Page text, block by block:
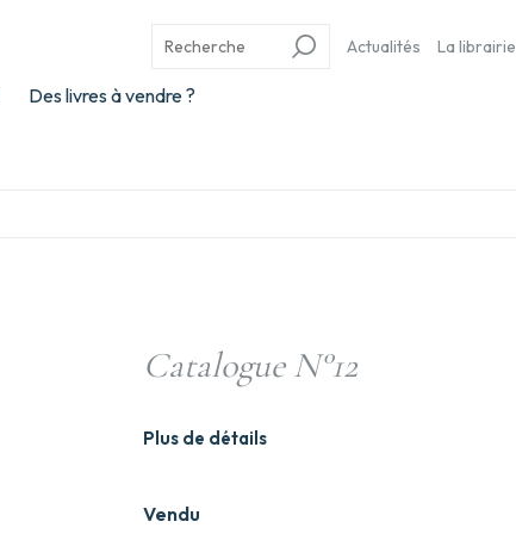
Des livres à vendre ?
Actualités La librairie
Catalogue N°12
Vendu
Plus de détails